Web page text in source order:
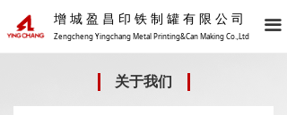
增城盈昌印铁制罐有限公司
Zengcheng Yingchang Metal Printing&Can Making Co.,Ltd
끀
首页
关于我们